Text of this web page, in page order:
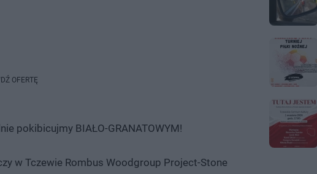
OFERTĘ
pokibicujmy BIAŁO-GRANATOWYM!
w Tczewie Rombus Woodgroup Project-Stone